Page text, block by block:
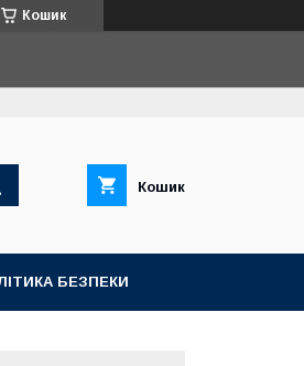
Кошик
Кошик
БЕЗПЕКИ